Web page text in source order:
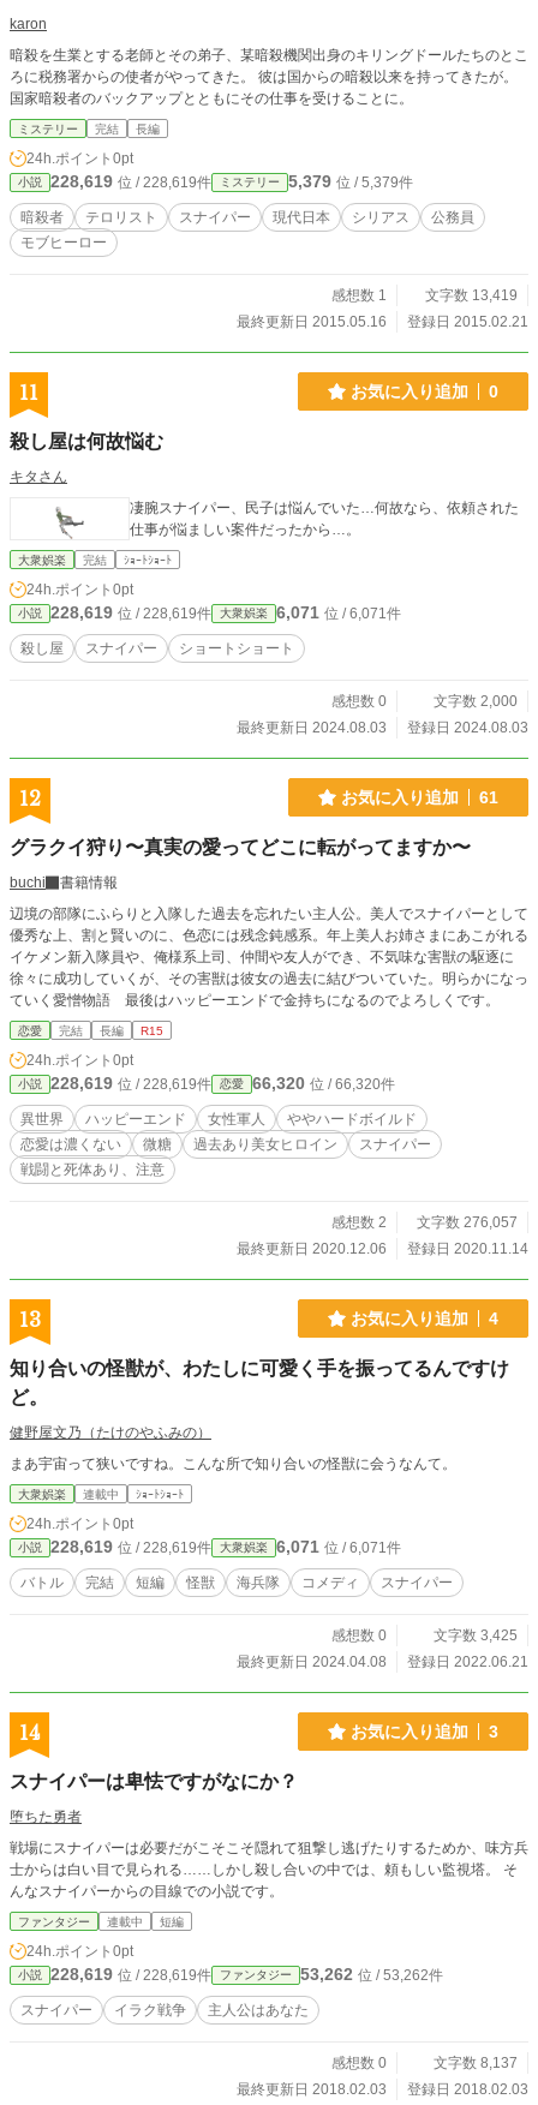
karon
暗殺を生業とする老師とその弟子、某暗殺機関出身のキリングドールたちのとこ
ろに税務署からの使者がやってきた。 彼は国からの暗殺以来を持ってきたが。
国家暗殺者のバックアップとともにその仕事を受けることに。
ミステリー 完結 長編
24h.ポイント 0pt
小説 228,619 位 / 228,619件 ミステリー 5,379 位 / 5,379件
暗殺者 テロリスト スナイパー 現代日本 シリアス
公務員
モブヒーロー
感想数 1
文字数 13,419
最終更新日 2015.05.16
登録日 2015.02.21
11 お気に入り追加 0
殺し屋は何故悩む
キタさん
凄腕スナイパー、民子は悩んでいた…何故なら、依頼された
仕事が悩ましい案件だったから…。
大衆娯楽 完結 ｼｮｰﾄｼｮｰﾄ
24h.ポイント 0pt
小説 228,619 位 / 228,619件 大衆娯楽 6,071 位 / 6,071件
殺し屋 スナイパー ショートショート
感想数 0
文字数 2,000
最終更新日 2024.08.03
登録日 2024.08.03
12 お気に入り追加 61
グラクイ狩り〜真実の愛ってどこに転がってますか〜
buchi
書籍情報
辺境の部隊にふらりと入隊した過去を忘れたい主人公。美人でスナイパーとして
優秀な上、割と賢いのに、色恋には残念鈍感系。年上美人お姉さまにあこがれる
イケメン新入隊員や、俺様系上司、仲間や友人ができ、不気味な害獣の駆逐に
徐々に成功していくが、その害獣は彼女の過去に結びついていた。明らかになっ
ていく愛憎物語 最後はハッピーエンドで金持ちになるのでよろしくです。
恋愛 完結 長編 R15
24h.ポイント 0pt
小説 228,619 位 / 228,619件 恋愛 66,320 位 / 66,320件
異世界 ハッピーエンド 女性軍人
ややハードボイルド
恋愛は濃くない
微糖 過去あり美女ヒロイン
スナイパー
戦闘と死体あり、注意
感想数 2
文字数 276,057
最終更新日 2020.12.06
登録日 2020.11.14
13 お気に入り追加 4
知り合いの怪獣が、わたしに可愛く手を振ってるんですけ
ど。
健野屋文乃（たけのやふみの）
まあ宇宙って狭いですね。こんな所で知り合いの怪獣に会うなんて。
大衆娯楽 連載中 ｼｮｰﾄｼｮｰﾄ
24h.ポイント 0pt
小説 228,619 位 / 228,619件 大衆娯楽 6,071 位 / 6,071件
バトル 完結 短編 怪獣 海兵隊 コメディ スナイパー
感想数 0
文字数 3,425
最終更新日 2024.04.08
登録日 2022.06.21
14 お気に入り追加 3
スナイパーは卑怯ですがなにか？
堕ちた勇者
戦場にスナイパーは必要だがこそこそ隠れて狙撃し逃げたりするためか、味方兵
士からは白い目で見られる……しかし殺し合いの中では、頼もしい監視塔。 そ
んなスナイパーからの目線での小説です。
ファンタジー 連載中 短編
24h.ポイント 0pt
小説 228,619 位 / 228,619件 ファンタジー 53,262 位 / 53,262件
スナイパー イラク戦争 主人公はあなた
感想数 0
文字数 8,137
最終更新日 2018.02.03
登録日 2018.02.03